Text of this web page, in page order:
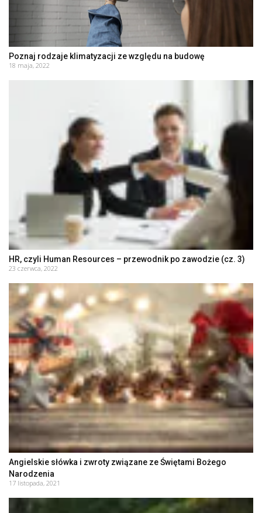
Poznaj rodzaje klimatyzacji ze względu na budowę
18 maja, 2022
HR, czyli Human Resources – przewodnik po zawodzie (cz. 3)
23 czerwca, 2022
Angielskie słówka i zwroty związane ze Świętami Bożego
Narodzenia
17 listopada, 2021